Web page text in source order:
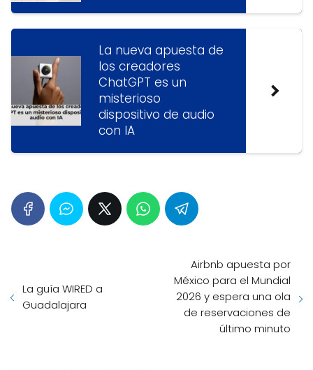
La nueva apuesta de
los creadores
ChatGPT es un
misterioso
dispositivo de audio
con IA
La guía WIRED a
Guadalajara
Airbnb apuesta por
México para el Mundial
2026 y espera una ola
de reservaciones de
último minuto